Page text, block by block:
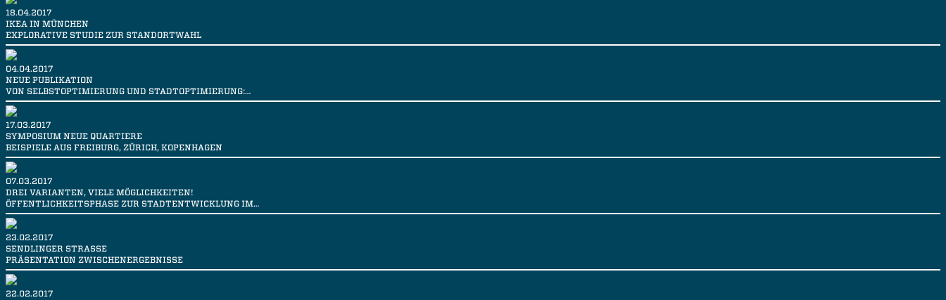
18.04.2017
IKEA IN MÜNCHEN
EXPLORATIVE STUDIE ZUR STANDORTWAHL
04.04.2017
NEUE PUBLIKATION
VON SELBSTOPTIMIERUNG UND STADTOPTIMIERUNG:…
17.03.2017
SYMPOSIUM NEUE QUARTIERE
BEISPIELE AUS FREIBURG, ZÜRICH, KOPENHAGEN
07.03.2017
DREI VARIANTEN, VIELE MÖGLICHKEITEN!
ÖFFENTLICHKEITSPHASE ZUR STADTENTWICKLUNG IM…
23.02.2017
SENDLINGER STRASSE
PRÄSENTATION ZWISCHENERGEBNISSE
22.02.2017